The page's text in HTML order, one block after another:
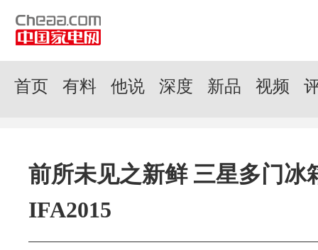
首页 有料 他说 深度 新品 视频
前所未见之新鲜 三星多门冰
IFA2015